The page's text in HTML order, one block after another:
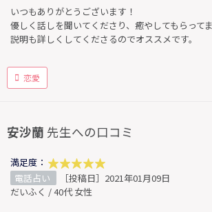
いつもありがとうございます！
優しく話しを聞いてくださり、癒やしてもらってま
説明も詳しくしてくださるのでオススメです。
恋愛
安沙蘭 先生への口コミ
満足度：
電話占い
［投稿日］2021年01月09日
だいふく / 40代 女性